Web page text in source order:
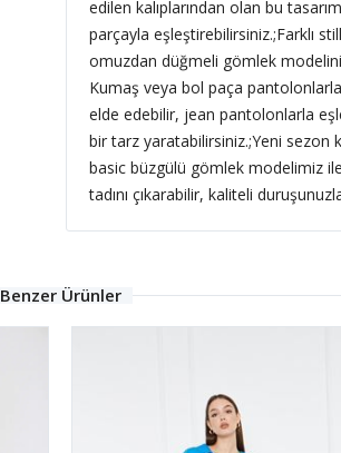
edilen kalıplarından olan bu
parçayla eşleştirebilirsiniz.;Farklı
omuzdan düğmeli gömlek modelini
Kumaş veya bol paça
elde edebilir, jean pantolonlarla
bir tarz yaratabilirsiniz.;Yeni sezon
basic büzgülü gömlek modelimiz ile
tadını çıkarabilir, kaliteli
Benzer Ürünler